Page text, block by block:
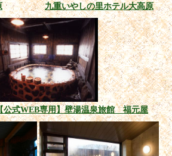
九重いやしの里ホテル大高原
公式WEB専用】壁湯温泉旅館 福元屋